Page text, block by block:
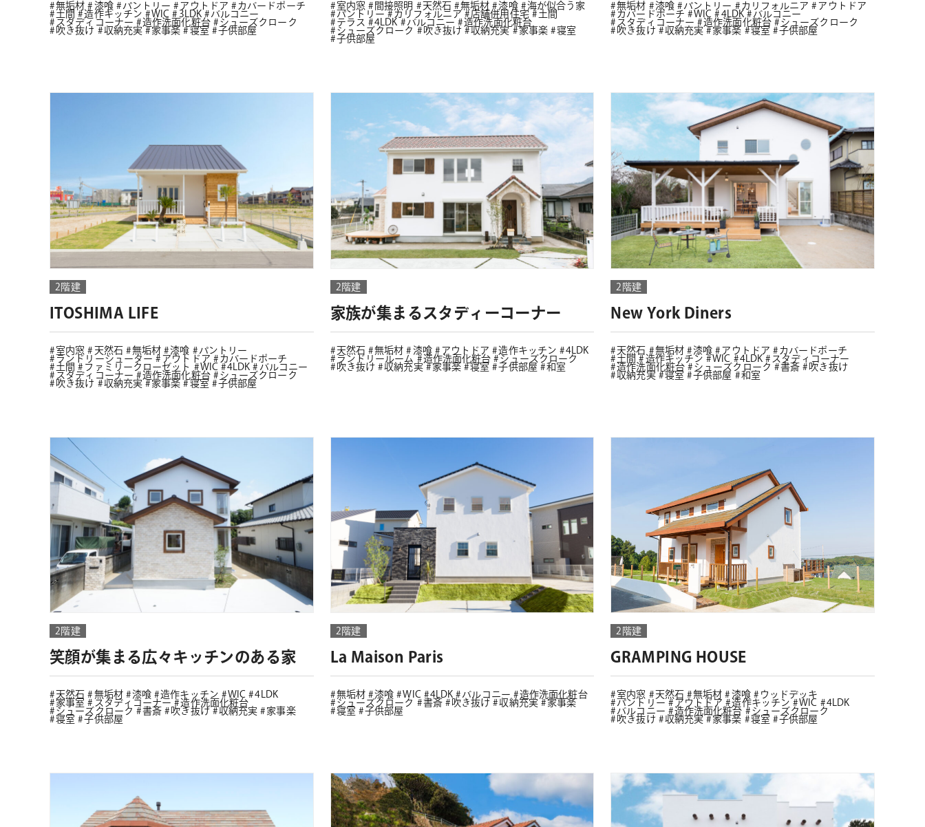
無垢材 漆喰 パントリー アウトドア
カバードポーチ
土間
造作キッチン WIC 3LDK
バルコニー
スタディコーナー
造作洗面化粧台
シューズクローク
吹き抜け
収納充実 家事楽 寝室 子供部屋
室内窓 間接照明 天然石 無垢材 漆喰
海が似合う家
パントリー
カリフォルニア 店舗併用住宅
土間
テラス
4LDK バルコニー
造作洗面化粧台
シューズクローク
吹き抜け 収納充実 家事楽
寝室
子供部屋
無垢材 漆喰 パントリー カリフォルニア
アウトドア
カバードポーチ
WIC 4LDK
バルコニー
スタディコーナー
造作洗面化粧台
シューズクローク
吹き抜け
収納充実 家事楽 寝室 子供部屋
2階建
ITOSHIMA LIFE
室内窓 天然石 無垢材 漆喰
パントリー
ランドリーシューター
アウトドア
カバードポーチ
土間
ファミリークローゼット WIC 4LDK
バルコニー
スタディコーナー
造作洗面化粧台
シューズクローク
吹き抜け
収納充実 家事楽 寝室 子供部屋
2階建
家族が集まるスタディーコーナー
天然石 無垢材 漆喰 アウトドア 造作キッチン
4LDK
ランドリールーム
造作洗面化粧台
シューズクローク
吹き抜け
収納充実 家事楽 寝室 子供部屋 和室
2階建
New York Diners
天然石 無垢材 漆喰 アウトドア
カバードポーチ
土間
造作キッチン WIC 4LDK
スタディコーナー
造作洗面化粧台
シューズクローク 書斎
吹き抜け
収納充実
寝室 子供部屋 和室
2階建
笑顔が集まる広々キッチンのある家
天然石 無垢材 漆喰 造作キッチン WIC
4LDK
家事室
スタディコーナー
造作洗面化粧台
シューズクローク
書斎 吹き抜け 収納充実
家事楽
寝室
子供部屋
2階建
La Maison Paris
無垢材 漆喰 WIC 4LDK バルコニー
造作洗面化粧台
シューズクローク
書斎 吹き抜け 収納充実
家事楽
寝室
子供部屋
2階建
GRAMPING HOUSE
室内窓 天然石 無垢材 漆喰
ウッドデッキ
パントリー
アウトドア 造作キッチン WIC
4LDK
バルコニー
造作洗面化粧台
シューズクローク
吹き抜け
収納充実 家事楽 寝室 子供部屋